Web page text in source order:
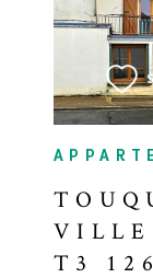
VILLE
T3